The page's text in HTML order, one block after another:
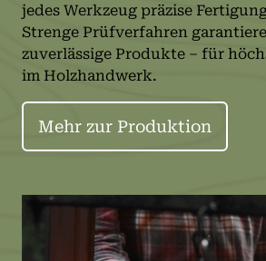
jedes Werkzeug präzise
Strenge Prüfverfahren
zuverlässige Produkte – für
im Holzhandwerk.
Mehr zur Produktion